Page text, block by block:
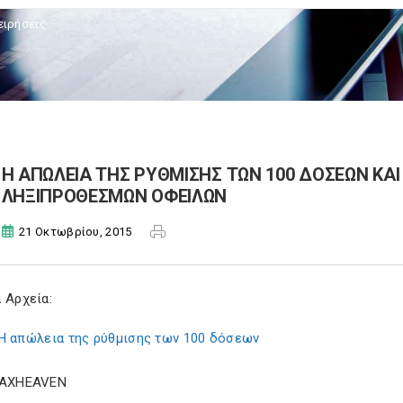
Η ΑΠΩΛΕΙΑ ΤΗΣ ΡΥΘΜΙΣΗΣ ΤΩΝ 100 ΔΟΣΕΩΝ
ΛΗΞΙΠΡΟΘΕΣΜΩΝ ΟΦΕΙΛΩΝ
21 Οκτωβρίου, 2015
Αρχεία:
απώλεια της ρύθμισης των 100 δόσεων